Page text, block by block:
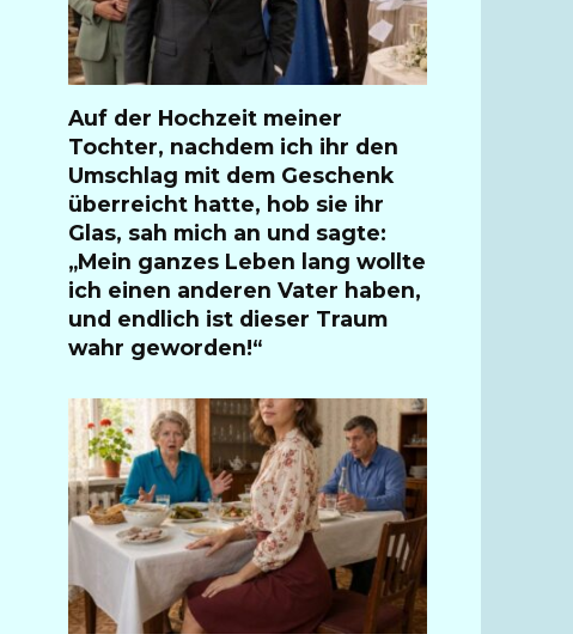
Auf der Hochzeit meiner
Tochter, nachdem ich ihr den
Umschlag mit dem Geschenk
überreicht hatte, hob sie ihr
Glas, sah mich an und sagte:
„Mein ganzes Leben lang wollte
ich einen anderen Vater haben,
und endlich ist dieser Traum
wahr geworden!“